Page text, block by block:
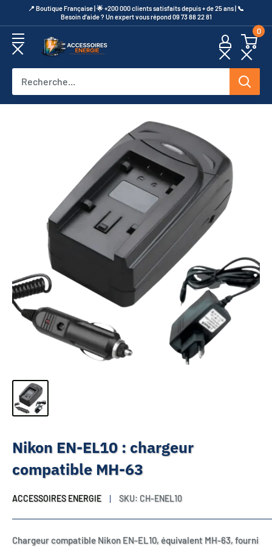
au
contenu
​📍​ Boutique Française | 🌟 +200 000 clients satisfaits depuis + de 25 ans | 📞​
Besoin d’aide ? Un expert vous répond 09 73 88 22 81
Accessoires
0
Nikon EN-EL10 : chargeur
compatible MH-63
ACCESSOIRES ENERGIE SKU: CH-ENEL10
Chargeur compatible Nikon EN-EL10, équivalent MH-63, fourni